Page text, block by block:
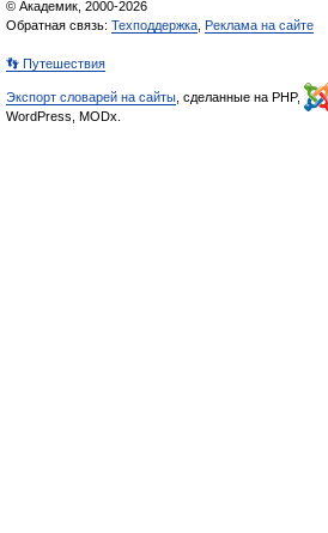
© Академик, 2000-2026
Обратная связь: Техподдержка Реклама на сайте
👣 Путешествия
Экспорт словарей на сайты , сделанные на PHP,
WordPress, MODx.